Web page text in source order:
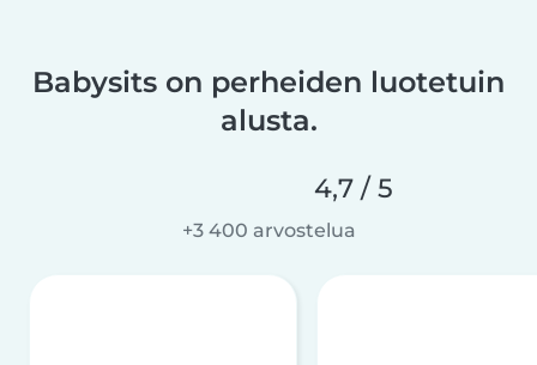
Babysits on perheiden luotetuin
alusta.
4,7 / 5
+3 400 arvostelua